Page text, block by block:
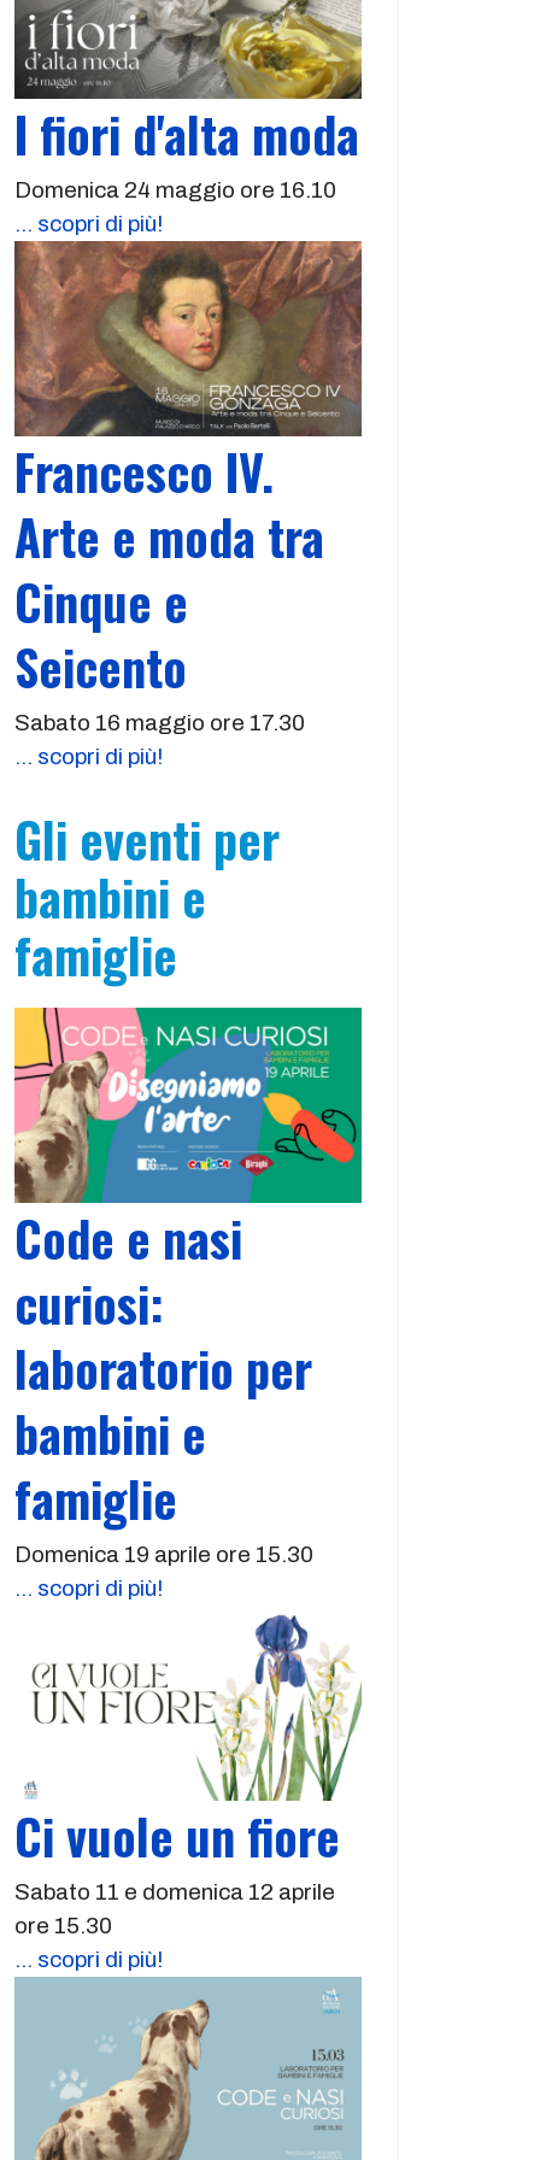
I fiori d'alta moda
Domenica 24 maggio ore 16.10
... scopri di più!
Francesco IV.
Arte e moda tra
Cinque e
Seicento
Sabato 16 maggio ore 17.30
... scopri di più!
Gli eventi per
bambini e
famiglie
Code e nasi
curiosi:
laboratorio per
bambini e
famiglie
Domenica 19 aprile ore 15.30
... scopri di più!
Ci vuole un fiore
Sabato 11 e domenica 12 aprile
ore 15.30
... scopri di più!